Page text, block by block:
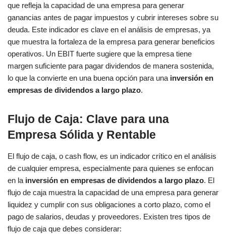
que refleja la capacidad de una empresa para generar
ganancias antes de pagar impuestos y cubrir intereses sobre su
deuda. Este indicador es clave en el análisis de empresas, ya
que muestra la fortaleza de la empresa para generar beneficios
operativos. Un EBIT fuerte sugiere que la empresa tiene
margen suficiente para pagar dividendos de manera sostenida,
lo que la convierte en una buena opción para una inversión en
empresas de dividendos a largo plazo.
Flujo de Caja: Clave para una
Empresa Sólida y Rentable
El flujo de caja, o cash flow, es un indicador crítico en el análisis
de cualquier empresa, especialmente para quienes se enfocan
en la inversión en empresas de dividendos a largo plazo. El
flujo de caja muestra la capacidad de una empresa para generar
liquidez y cumplir con sus obligaciones a corto plazo, como el
pago de salarios, deudas y proveedores. Existen tres tipos de
flujo de caja que debes considerar: